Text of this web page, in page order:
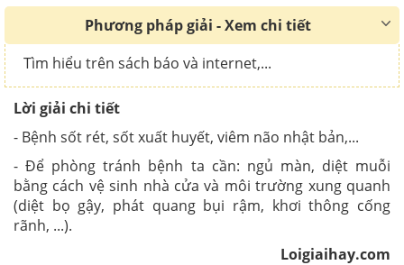
Phương pháp giải - Xem chi tiết
Tìm hiểu trên sách báo và internet,...
Lời giải chi tiết
- Bệnh sốt rét, sốt xuất huyết, viêm não nhật bản,...
- Để phòng tránh bệnh ta cần: ngủ màn, diệt muỗi
bằng cách vệ sinh nhà cửa và môi trường xung quanh
(diệt bọ gậy, phát quang bụi rậm, khơi thông cống
rãnh, ...).
Loigiaihay.com